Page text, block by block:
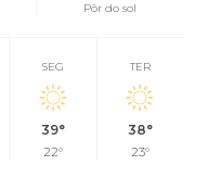
Pôr do sol
SEG
39°
22°
TER
38°
23°